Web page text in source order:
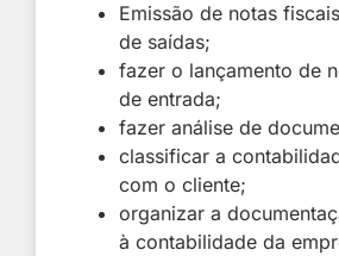
Emissão de notas
de saídas;
fazer o lançamento de
de entrada;
fazer análise de
classificar a
com o cliente;
organizar a
à contabilidade da